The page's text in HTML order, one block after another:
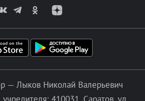
— Лыков Николай Валерьевич